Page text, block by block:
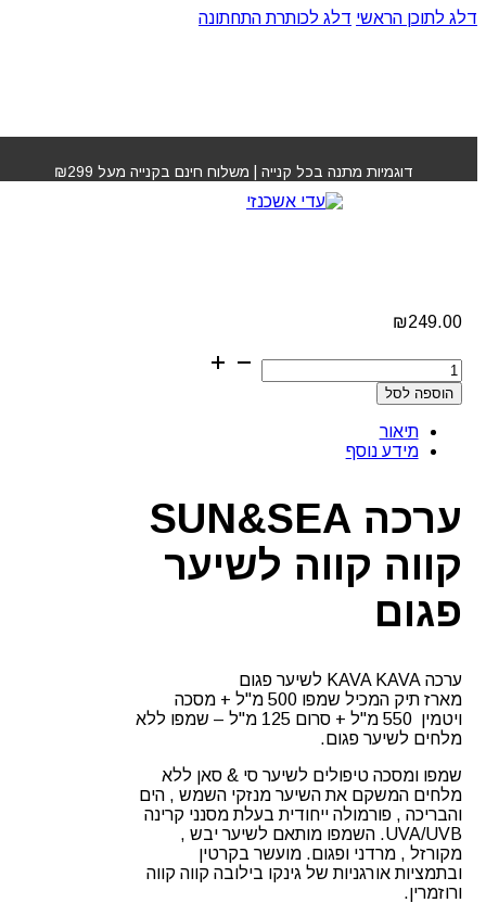
דלג לתוכן הראשי דלג לכותרת התחתונה
דוגמיות מתנה בכל קנייה | משלוח חינם בקנייה מעל ₪299
ערכה סי & סאן KAVA
₪249.00
כמות
של
ערכה
לשיער
פגום
הוספה לסל
תיאור
מידע נוסף
ערכה SUN&SEA
קווה קווה לשיער
פגום
ערכה KAVA KAVA לשיער פגום
מארז תיק המכיל שמפו 500 מ"ל + מסכה
ויטמין 550 מ"ל + סרום 125 מ"ל – שמפו ללא
מלחים לשיער פגום.
שמפו ומסכה טיפולים לשיער סי & סאן ללא
מלחים המשקם את השיער מנזקי השמש , הים
והבריכה , פורמולה ייחודית בעלת מסנני קרינה
UVA/UVB. השמפו מותאם לשיער יבש ,
מקורזל , מרדני ופגום. מועשר בקרטין
ובתמציות אורגניות של גינקו בילובה קווה קווה
ורוזמרין.